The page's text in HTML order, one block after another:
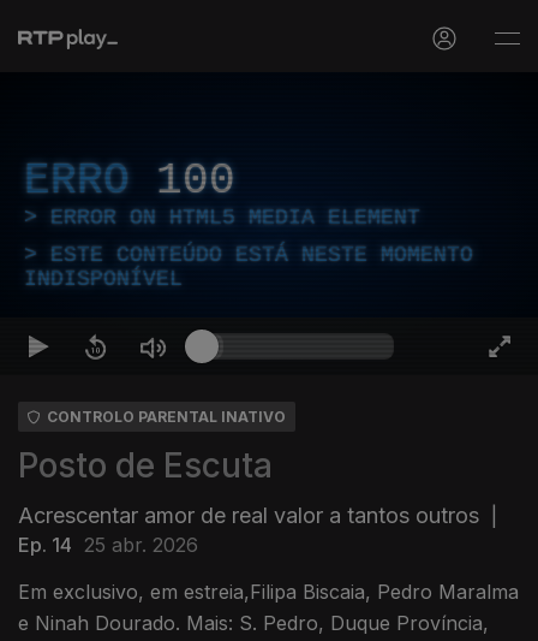
ERRO 100
ERROR ON HTML5 MEDIA ELEMENT
ESTE CONTEÚDO ESTÁ NESTE MOMENTO
INDISPONÍVEL
CONTROLO PARENTAL INATIVO
Posto de Escuta
Acrescentar amor de real valor a tantos outros
Ep. 14 25 abr. 2026
Em exclusivo, em estreia,Filipa Biscaia, Pedro Maralma
e Ninah Dourado. Mais: S. Pedro, Duque Província,